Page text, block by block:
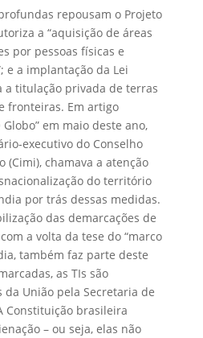
repousam o Projeto
a “aquisição de áreas
por pessoas físicas e
e a implantação da Lei
a titulação privada de terras
fronteiras. Em artigo
em maio deste ano,
executivo do Conselho
(Cimi), chamava a atenção
do território
por trás dessas medidas.
das demarcações de
a volta da tese do “marco
também faz parte deste
as TIs são
da União pela Secretaria de
Constituição brasileira
– ou seja, elas não